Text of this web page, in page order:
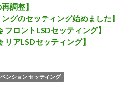
調整】
グのセッティング始めました】
フロントLSDセッティング】
リアLSDセッティング】
ンション セッティング